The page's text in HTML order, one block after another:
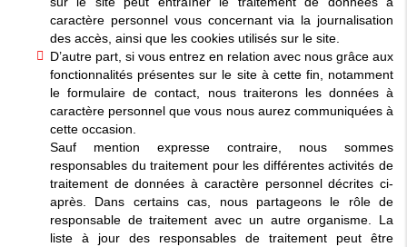
caractère personnel vous concernant via la journalisation
des accès, ainsi que les cookies utilisés sur le site.
D’autre part, si vous entrez en relation avec nous grâce aux
fonctionnalités présentes sur le site à cette fin, notamment
le formulaire de contact, nous traiterons les données à
caractère personnel que vous nous aurez communiquées à
cette occasion.
Sauf mention expresse contraire, nous sommes
responsables du traitement pour les différentes activités de
traitement de données à caractère personnel décrites ci-
après. Dans certains cas, nous partageons le rôle de
responsable de traitement avec un autre organisme. La
liste à jour des responsables de traitement peut être